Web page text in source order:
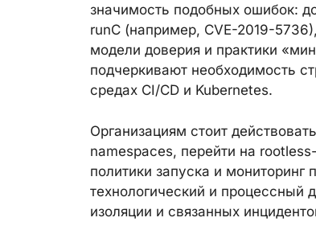
значимость подобных ошибок:
runC (например, CVE-2019-
модели доверия и практики
подчеркивают необходимость
средах CI/CD и Kubernetes.
Организациям стоит
namespaces, перейти на
политики запуска и мониторинг
технологический и процессный
изоляции и связанных